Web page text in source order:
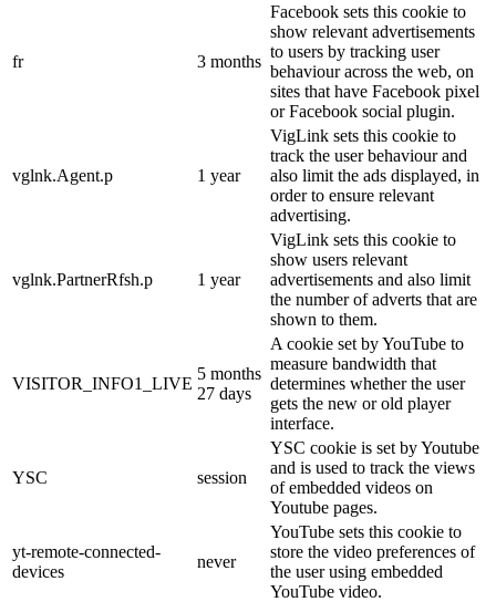
fr 3 months
Facebook sets this cookie to
show relevant advertisements
to users by tracking user
behaviour across the web, on
sites that have Facebook pixel
or Facebook social plugin.
vglnk.Agent.p 1 year
VigLink sets this cookie to
track the user behaviour and
also limit the ads displayed, in
order to ensure relevant
advertising.
vglnk.PartnerRfsh.p 1 year
VigLink sets this cookie to
show users relevant
advertisements and also limit
the number of adverts that are
shown to them.
VISITOR_INFO1_LIVE
5 months
27 days
A cookie set by YouTube to
measure bandwidth that
determines whether the user
gets the new or old player
interface.
YSC session
YSC cookie is set by Youtube
and is used to track the views
of embedded videos on
Youtube pages.
yt-remote-connected-
devices
never
YouTube sets this cookie to
store the video preferences of
the user using embedded
YouTube video.